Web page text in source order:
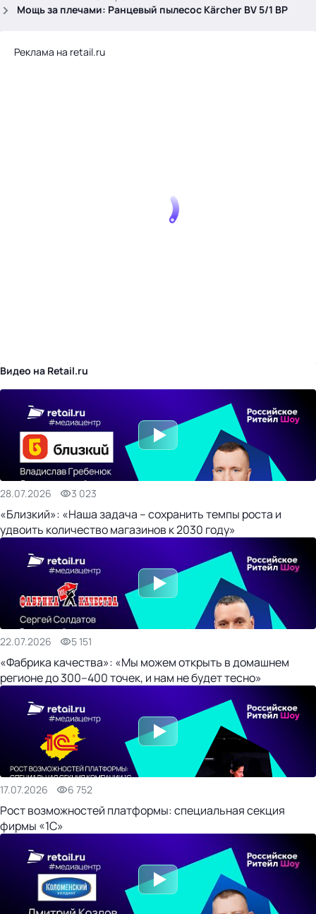
Мощь за плечами: Ранцевый пылесос Kärcher BV 5/1 BP
Реклама на retail.ru
Видео на Retail.ru
28.07.2026 3 023
«Близкий»: «Наша задача – сохранить темпы роста и
удвоить количество магазинов к 2030 году»
22.07.2026 5 151
«Фабрика качества»: «Мы можем открыть в домашнем
регионе до 300–400 точек, и нам не будет тесно»
17.07.2026 6 752
Рост возможностей платформы: специальная секция
фирмы «1С»